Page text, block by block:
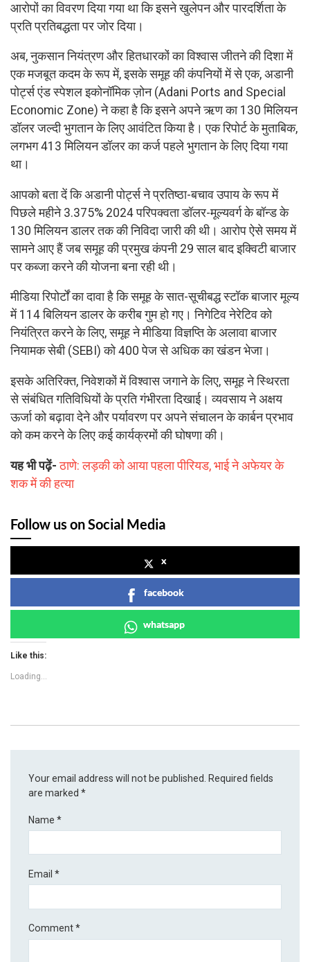
आरोपों का विवरण दिया गया था कि इसने खुलेपन और पारदर्शिता के
प्रति प्रतिबद्धता पर जोर दिया।
अब, नुकसान नियंत्रण और हितधारकों का विश्वास जीतने की दिशा में
एक मजबूत कदम के रूप में, इसके समूह की कंपनियों में से एक, अडानी
पोर्ट्स एंड स्पेशल इकोनॉमिक ज़ोन (Adani Ports and Special
Economic Zone) ने कहा है कि इसने अपने ऋण का 130 मिलियन
डॉलर जल्दी भुगतान के लिए आवंटित किया है। एक रिपोर्ट के मुताबिक,
लगभग 413 मिलियन डॉलर का कर्ज पहले भुगतान के लिए दिया गया
था।
आपको बता दें कि अडानी पोर्ट्स ने प्रतिष्ठा-बचाव उपाय के रूप में
पिछले महीने 3.375% 2024 परिपक्वता डॉलर-मूल्यवर्ग के बॉन्ड के
130 मिलियन डालर तक की निविदा जारी की थी। आरोप ऐसे समय में
सामने आए हैं जब समूह की प्रमुख कंपनी 29 साल बाद इक्विटी बाजार
पर कब्जा करने की योजना बना रही थी।
मीडिया रिपोर्टों का दावा है कि समूह के सात-सूचीबद्ध स्टॉक बाजार मूल्य
में 114 बिलियन डालर के करीब गुम हो गए। निगेटिव नेरेटिव को
नियंत्रित करने के लिए, समूह ने मीडिया विज्ञप्ति के अलावा बाजार
नियामक सेबी (SEBI) को 400 पेज से अधिक का खंडन भेजा।
इसके अतिरिक्त, निवेशकों में विश्वास जगाने के लिए, समूह ने स्थिरता
से संबंधित गतिविधियों के प्रति गंभीरता दिखाई। व्यवसाय ने अक्षय
ऊर्जा को बढ़ावा देने और पर्यावरण पर अपने संचालन के कार्बन प्रभाव
को कम करने के लिए कई कार्यक्रमों की घोषणा की।
यह भी पढ़ें- ठाणे: लड़की को आया पहला पीरियड, भाई ने अफेयर के
शक में की हत्या
Follow us on Social Media
x
facebook
whatsapp
Like this:
Loading...
Your email address will not be published.
Required fields
are marked*
Name*
Email*
Comment*